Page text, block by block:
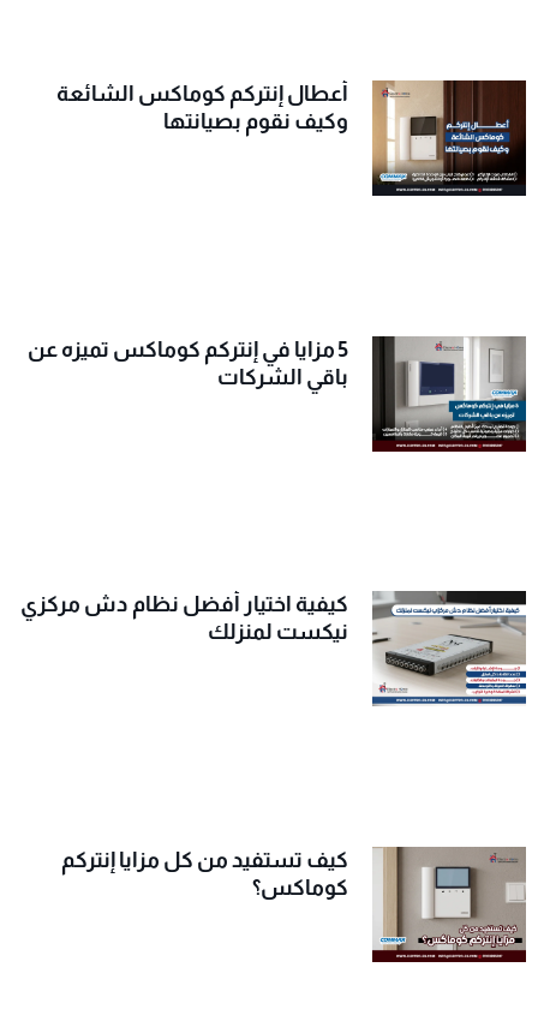
أعطال إنتركم كوماكس الشائعة
وكيف نقوم بصيانتها
5 مزايا في إنتركم كوماكس تميزه عن
باقي الشركات
كيفية اختيار أفضل نظام دش مركزي
نيكست لمنزلك
كيف تستفيد من كل مزايا إنتركم
كوماكس؟